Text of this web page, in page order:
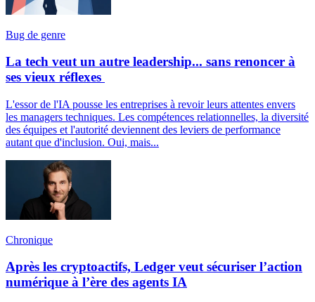
Bug de genre
La tech veut un autre leadership... sans renoncer à
ses vieux réflexes
L'essor de l'IA pousse les entreprises à revoir leurs attentes envers
les managers techniques. Les compétences relationnelles, la diversité
des équipes et l'autorité deviennent des leviers de performance
autant que d'inclusion. Oui, mais...
Chronique
Après les cryptoactifs, Ledger veut sécuriser l’action
numérique à l’ère des agents IA